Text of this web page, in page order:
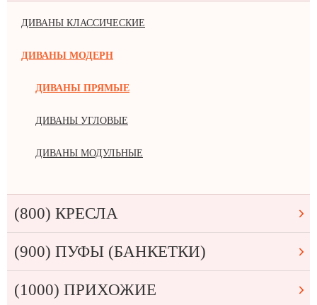
ДИВАНЫ КЛАССИЧЕСКИЕ
ДИВАНЫ МОДЕРН
ДИВАНЫ ПРЯМЫЕ
ДИВАНЫ УГЛОВЫЕ
ДИВАНЫ МОДУЛЬНЫЕ
(800) КРЕСЛА
(900) ПУФЫ (БАНКЕТКИ)
(1000) ПРИХОЖИЕ